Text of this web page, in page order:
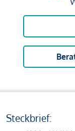
Steckbrief: